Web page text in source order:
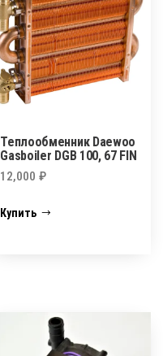
Теплообменник Daewoo
Gasboiler DGB 100, 67 FIN
12,000₽
Купить